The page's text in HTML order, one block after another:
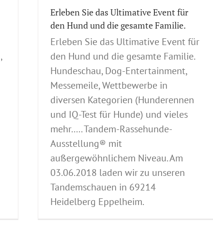
Erleben Sie das Ultimative Event für
den Hund und die gesamte Familie.
Erleben Sie das Ultimative Event für
den Hund und die gesamte Familie.
Hundeschau, Dog-Entertainment,
Messemeile, Wettbewerbe in
diversen Kategorien (Hunderennen
und IQ-Test für Hunde) und vieles
mehr..... Tandem-Rassehunde-
Ausstellung® mit
außergewöhnlichem Niveau. Am
03.06.2018 laden wir zu unseren
Tandemschauen in 69214
Heidelberg Eppelheim.